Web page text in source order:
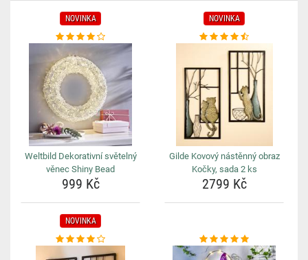
NOVINKA
Weltbild Dekorativní světelný
věnec Shiny Bead
999 Kč
NOVINKA
Gilde Kovový nástěnný obraz
Kočky, sada 2 ks
2799 Kč
NOVINKA